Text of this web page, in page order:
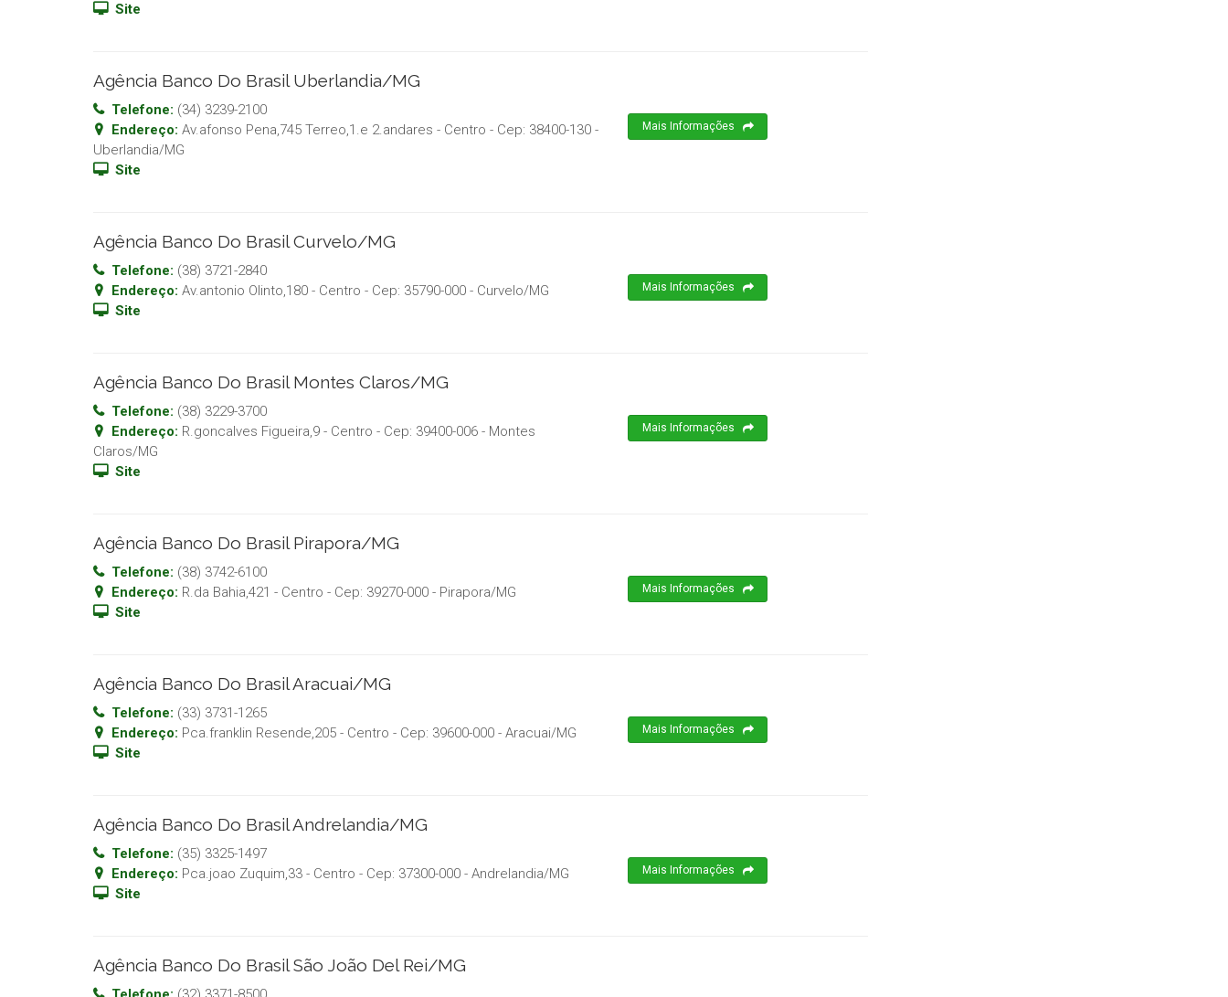
Site
Agência Banco Do Brasil Uberlandia/MG
Telefone: (34) 3239-2100
Endereço: Av.afonso Pena,745 Terreo,1.e 2.andares - Centro - Cep: 38400-130 -
Uberlandia/MG
Site
Mais Informações
Agência Banco Do Brasil Curvelo/MG
Telefone: (38) 3721-2840
Endereço: Av.antonio Olinto,180 - Centro - Cep: 35790-000 - Curvelo/MG
Site
Mais Informações
Agência Banco Do Brasil Montes Claros/MG
Telefone: (38) 3229-3700
Endereço: R.goncalves Figueira,9 - Centro - Cep: 39400-006 - Montes
Claros/MG
Site
Mais Informações
Agência Banco Do Brasil Pirapora/MG
Telefone: (38) 3742-6100
Endereço: R.da Bahia,421 - Centro - Cep: 39270-000 - Pirapora/MG
Site
Mais Informações
Agência Banco Do Brasil Aracuai/MG
Telefone: (33) 3731-1265
Endereço: Pca.franklin Resende,205 - Centro - Cep: 39600-000 - Aracuai/MG
Site
Mais Informações
Agência Banco Do Brasil Andrelandia/MG
Telefone: (35) 3325-1497
Endereço: Pca.joao Zuquim,33 - Centro - Cep: 37300-000 - Andrelandia/MG
Site
Mais Informações
Agência Banco Do Brasil São João Del Rei/MG